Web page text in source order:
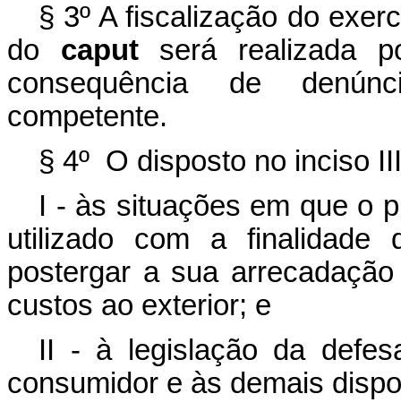
§ 3º A fiscalização do
do caputserá realizada
consequência de
competente.
§ 4º O disposto no inciso
I - às situações em que o
utilizado com a
postergar a sua
custos ao exterior; e
II - à legislação da
consumidor e às demais